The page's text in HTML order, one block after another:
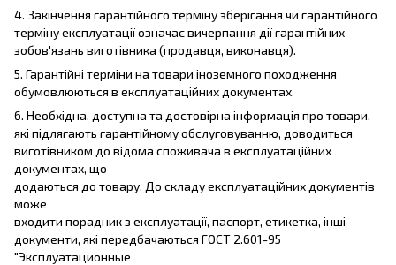
4. Закінчення гарантійного терміну зберігання чи гарантійного
терміну експлуатації означає вичерпання дії гарантійних
зобов'язань виготівника (продавця, виконавця).
5. Гарантійні терміни на товари іноземного походження
обумовлюються в експлуатаційних документах.
6. Необхідна, доступна та достовірна інформація про товари,
які підлягають гарантійному обслуговуванню, доводиться
виготівником до відома споживача в експлуатаційних
документах, що
додаються до товару. До складу експлуатаційних документів
може
входити порадник з експлуатації, паспорт, етикетка, інші
документи, які передбачаються ГОСТ 2.601-95
"Эксплуатационные